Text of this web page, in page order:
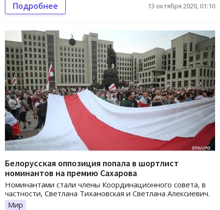
Подробнее 13 октября 2020, 01:10
Белорусская оппозиция попала в шортлист
номинантов на премию Сахарова
Номинантами стали члены Координационного совета, в
частности, Светлана Тихановская и Светлана Алексиевич.
Мир